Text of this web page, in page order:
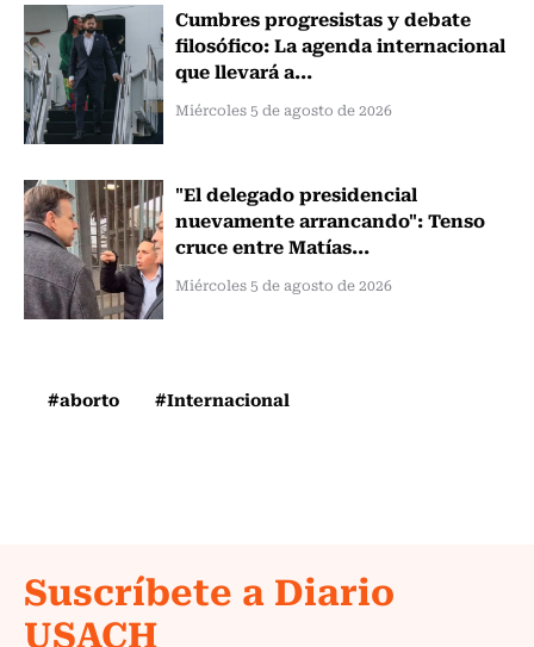
Cumbres progresistas y debate
filosófico: La agenda internacional
que llevará a...
Miércoles 5 de agosto de 2026
"El delegado presidencial
nuevamente arrancando": Tenso
cruce entre Matías...
Miércoles 5 de agosto de 2026
#aborto #Internacional